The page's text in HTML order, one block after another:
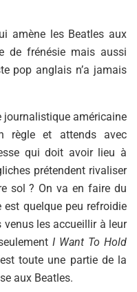
amène les Beatles aux
de frénésie mais aussi
pop anglais n’a jamais
journalistique américaine
règle et attends avec
qui doit avoir lieu à
prétendent rivaliser
sol ? On va en faire du
est quelque peu refroidie
les accueillir à leur
I Want To Hold
toute une partie de la
aux Beatles.